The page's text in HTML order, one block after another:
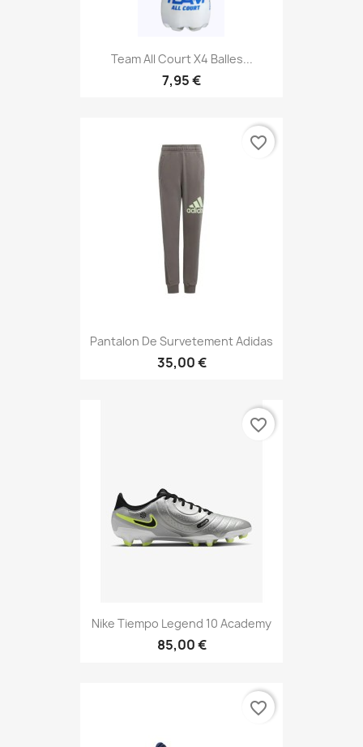
Team All Court X4 Balles...
7,95 €
Pantalon De Survetement Adidas
35,00 €
favorite_border
Nike Tiempo Legend 10 Academy
85,00 €
favorite_border
favorite_border